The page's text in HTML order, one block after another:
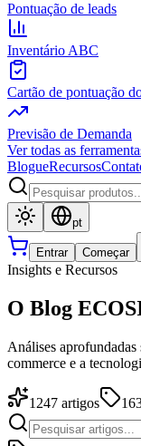
Pontuação de leads
Inventário ABC
Cartão de pontuação
Previsão de Demanda
Ver todas as
BlogueRecursos
pt
Entrar Começar
Insights e Recursos
O Blog
Análises
commerce e a
1247 artigos